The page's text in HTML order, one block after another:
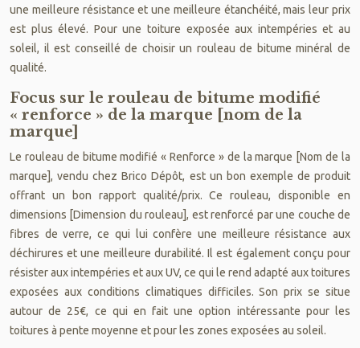
une meilleure résistance et une meilleure étanchéité, mais leur prix
est plus élevé. Pour une toiture exposée aux intempéries et au
soleil, il est conseillé de choisir un rouleau de bitume minéral de
qualité.
Focus sur le rouleau de bitume modifié
« renforce » de la marque [nom de la
marque]
Le rouleau de bitume modifié « Renforce » de la marque [Nom de la
marque], vendu chez Brico Dépôt, est un bon exemple de produit
offrant un bon rapport qualité/prix. Ce rouleau, disponible en
dimensions [Dimension du rouleau], est renforcé par une couche de
fibres de verre, ce qui lui confère une meilleure résistance aux
déchirures et une meilleure durabilité. Il est également conçu pour
résister aux intempéries et aux UV, ce qui le rend adapté aux toitures
exposées aux conditions climatiques difficiles. Son prix se situe
autour de 25€, ce qui en fait une option intéressante pour les
toitures à pente moyenne et pour les zones exposées au soleil.